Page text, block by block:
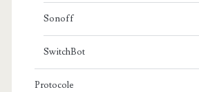
Sonoff
SwitchBot
Protocole